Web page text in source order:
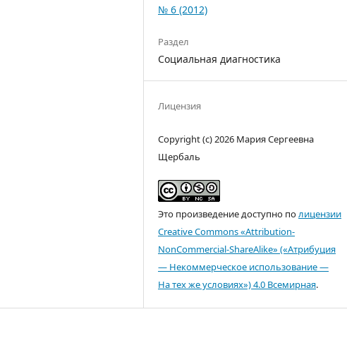
№ 6 (2012)
Раздел
Социальная диагностика
Лицензия
Copyright (c) 2026 Мария Сергеевна
Щербаль
Это произведение доступно полицензии
Creative Commons «Attribution-
NonCommercial-ShareAlike» («Атрибуция
— Некоммерческое использование —
На тех же условиях») 4.0 Всемирная.